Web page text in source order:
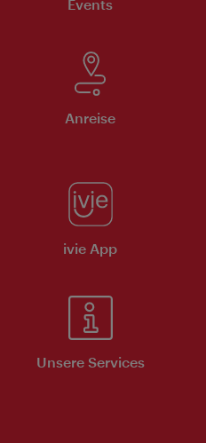
Events
Anreise
ivie App
Unsere Services